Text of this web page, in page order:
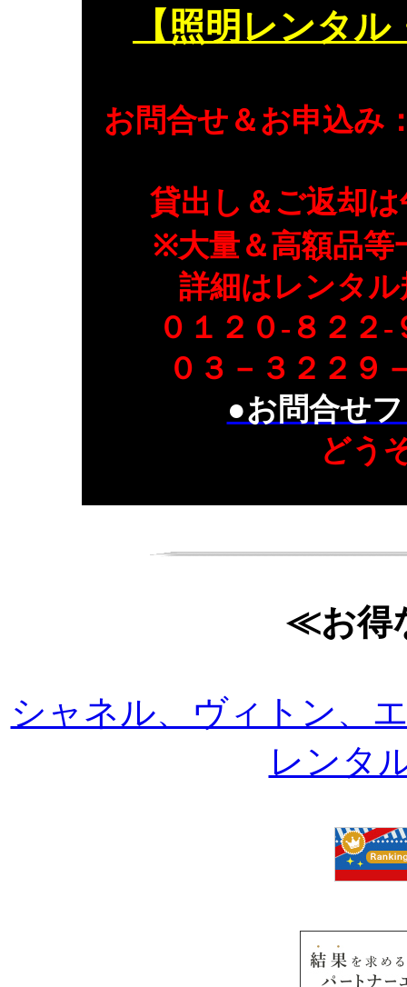
【照明レンタ
お問合せ＆お申込み
貸出し＆ご返却
※大量＆高額品等
詳細はレンタ
０１２０-８２２
０３－３２２９
●お問合せ
どう
≪お得
シャネル、ヴィトン、
レンタ